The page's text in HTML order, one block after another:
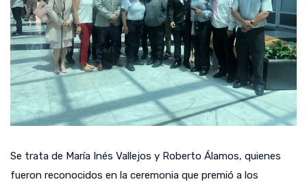
Se trata de María Inés Vallejos y Roberto Álamos, quienes
fueron reconocidos en la ceremonia que premió a los